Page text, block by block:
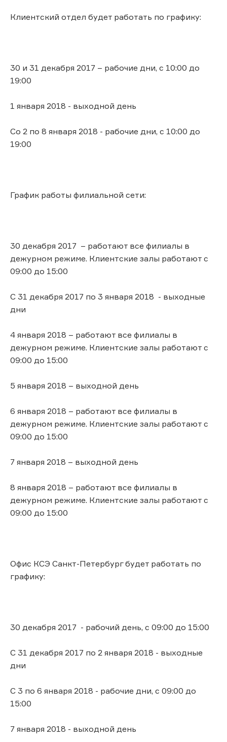
Клиентский отдел будет работать по графику:
30 и 31 декабря 2017 – рабочие дни, с 10:00 до
19:00
1 января 2018 - выходной день
Со 2 по 8 января 2018 - рабочие дни, с 10:00 до
19:00
График работы филиальной сети:
30 декабря 2017 – работают все филиалы в
дежурном режиме. Клиентские залы работают с
09:00 до 15:00
С 31 декабря 2017 по 3 января 2018 - выходные
дни
4 января 2018 – работают все филиалы в
дежурном режиме. Клиентские залы работают с
09:00 до 15:00
5 января 2018 – выходной день
6 января 2018 – работают все филиалы в
дежурном режиме. Клиентские залы работают с
09:00 до 15:00
7 января 2018 – выходной день
8 января 2018 – работают все филиалы в
дежурном режиме. Клиентские залы работают с
09:00 до 15:00
Офис КСЭ Санкт-Петербург будет работать по
графику:
30 декабря 2017 - рабочий день, с 09:00 до 15:00
С 31 декабря 2017 по 2 января 2018 - выходные
дни
С 3 по 6 января 2018 - рабочие дни, с 09:00 до
15:00
7 января 2018 - выходной день